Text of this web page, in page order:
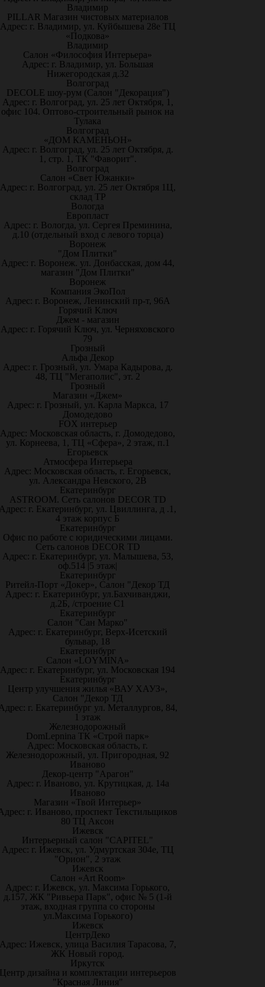
Владимир
PILLAR Магазин чистовых материалов
Адрес: г. Владимир, ул. Куйбышева 28е ТЦ
«Подкова»
Владимир
Салон «Философия Интерьера»
Адрес: г. Владимир, ул. Большая
Нижегородская д.32
Волгоград
DECOLE шоу-рум (Салон "Декорация")
Адрес: г. Волгоград, ул. 25 лет Октября, 1,
офис 104. Оптово-строительный рынок на
Тулака
Волгоград
«ДОМ КАМЕНЬОН»
Адрес: г. Волгоград, ул. 25 лет Октября, д.
1, стр. 1, ТК "Фаворит".
Волгоград
Салон «Свет Южанки»
Адрес: г. Волгоград, ул. 25 лет Октября 1Ц,
склад ТР
Вологда
Европласт
Адрес: г. Вологда, ул. Сергея Преминина,
д.10 (отдельный вход с левого торца)
Воронеж
"Дом Плитки"
Адрес: г. Воронеж. ул. Донбасская, дом 44,
магазин "Дом Плитки"
Воронеж
Компания ЭкоПол
Адрес: г. Воронеж, Ленинский пр-т, 96А
Горячий Ключ
Джем - магазин
Адрес: г. Горячий Ключ, ул. Черняховского
79
Грозный
Альфа Декор
Адрес: г. Грозный, ул. Умара Кадырова, д.
48, ТЦ "Мегаполис", эт. 2
Грозный
Магазин «Джем»
Адрес: г. Грозный, ул. Карла Маркса, 17
Домодедово
FOX интерьер
Адрес: Московская область, г. Домодедово,
ул. Корнеева, 1, ТЦ «Сфера», 2 этаж, п.1
Егорьевск
Атмосфера Интерьера
Адрес: Московская область, г. Егорьевск,
ул. Александра Невского, 2В
Екатеринбург
ASTROOM. Сеть салонов DECOR TD
г. Екатеринбург, ул. Цвиллинга, д .1,
4 этаж корпус Б
Екатеринбург
Офис по работе с юридическими лицами.
Сеть салонов DECOR TD
Адрес: г. Екатеринбург, ул. Малышева, 53,
оф.514 |5 этаж|
Екатеринбург
Ритейл-Порт «Докер», Салон "Декор ТД
Адрес: г. Екатеринбург, ул.Бахчиванджи,
д.2Б, /строение С1
Екатеринбург
Салон "Сан Марко"
Адрес: г. Екатеринбург, Верх-Исетский
бульвар, 18
Екатеринбург
Салон «LOYMINA»
Адрес: г. Екатеринбург, ул. Московская 194
Екатеринбург
Центр улучшения жилья «ВАУ ХАУЗ»,
Салон "Декор ТД
г. Екатеринбург ул. Металлургов, 84,
1 этаж
Железнодорожный
DomLepnina ТК «Строй парк»
Адрес: Московская область, г.
Железнодорожный, ул. Пригородная, 92
Иваново
Декор-центр "Арагон"
Адрес: г. Иваново, ул. Крутицкая, д. 14а
Иваново
Магазин «Твой Интерьер»
г. Иваново, проспект Текстильщиков
80 ТЦ Аксон
Ижевск
Интерьерный салон "CAPITEL"
Адрес: г. Ижевск, ул. Удмуртская 304е, ТЦ
"Орион", 2 этаж
Ижевск
Салон «Art Room»
Адрес: г. Ижевск, ул. Максима Горького,
д.157, ЖК "Ривьера Парк", офис № 5 (1-й
этаж, входная группа со стороны
ул.Максима Горького)
Ижевск
ЦентрДеко
Ижевск, улица Василия Тарасова, 7,
ЖК Новый город.
Иркутск
дизайна и комплектации интерьеров
"Красная Линия"